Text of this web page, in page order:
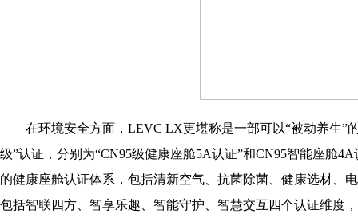
在环境安全方面，LEVC LX更堪称是一部可以“被动养生”
级”认证，分别为“CN95级健康座舱5A认证”和CN95智能座舱
的健康座舱认证体系，包括清新空气、抗菌除菌、健康选材、
包括智联四方、智享乐趣、智能守护、智慧交互四个认证维度